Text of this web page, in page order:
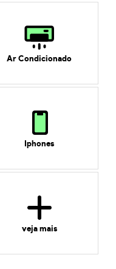
Ar Condicionado
Iphones
veja mais